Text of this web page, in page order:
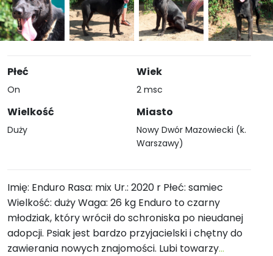
Płeć
On
Wielkość
Duży
Wiek
2 msc
Miasto
Nowy Dwór Mazowiecki (k.
Warszawy)
Imię: Enduro Rasa: mix Ur.: 2020 r Płeć: samiec
Wielkość: duży Waga: 26 kg Enduro to czarny
młodziak, który wrócił do schroniska po nieudanej
adopcji. Psiak jest bardzo przyjacielski i chętny do
zawierania nowych znajomości. Lubi towarzy...